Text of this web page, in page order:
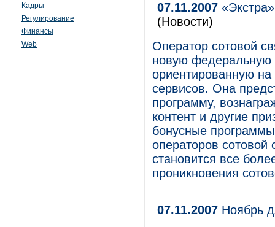
Кадры
Регулирование
Финансы
Web
07.11.2007
(Новости)
Оператор сотовой
новую федеральную
ориентированную
сервисов. Она
программу,
контент и другие
бонусные
операторов сотовой
становится все
проникновения
07.11.2007 Ноябрь